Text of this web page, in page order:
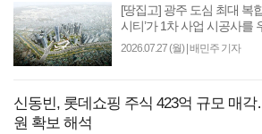
[땅집고] 광주 도심 최대 복
시티’가 1차 사업 시공사를
사업 시공사 찾기에 나선다.
2026.07.27 (월)| 배민주 기자
신동빈, 롯데쇼핑 주식 423억 규모 매
원 확보 해석